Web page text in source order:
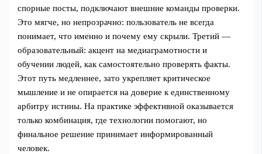
спорные посты, подключают внешние команды проверки.
Это мягче, но непрозрачно: пользователь не всегда
понимает, что именно и почему ему скрыли. Третий —
образовательный: акцент на медиаграмотности и
обучении людей, как самостоятельно проверять факты.
Этот путь медленнее, зато укрепляет критическое
мышление и не опирается на доверие к единственному
арбитру истины. На практике эффективной оказывается
только комбинация, где технологии помогают, но
финальное решение принимает информированный
человек.